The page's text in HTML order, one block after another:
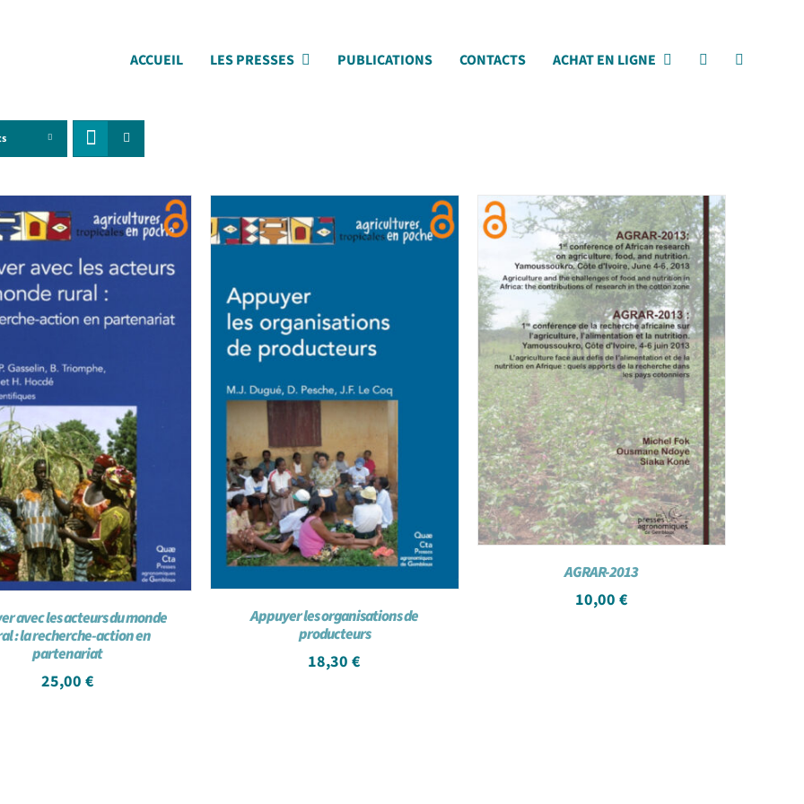
ACCUEIL LES PRESSES PUBLICATIONS CONTACTS ACHAT EN LIGNE
avec les acteurs du monde
: la recherche-action en
partenariat
25,00 €
Appuyer les organisations de
producteurs
18,30€
AGRAR-2013
10,00 €